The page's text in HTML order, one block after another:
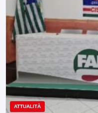
ATTUALITÀ